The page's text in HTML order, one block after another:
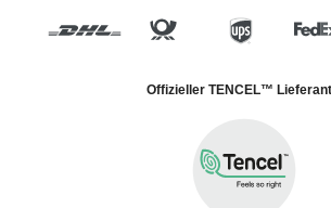
Offizieller TENCEL™ Lieferant